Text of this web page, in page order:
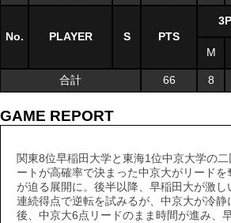
No. PLAYER S PTS
3P
M
合計 66 8
GAME REPORT
関東8位早稲田大学と東海1位中京大学の
ートが高確率で決まった中京大がリード
が迫る展開に。後半以降、早稲田大が激
連続得点で逆転を試みるが、中京大が冷
後、中京大6点リードのまま時間が進み、